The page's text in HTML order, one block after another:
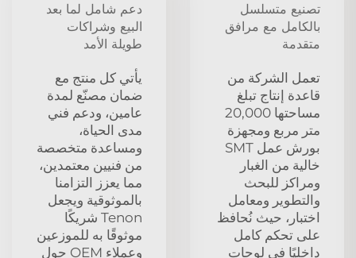
تصنيع متسلسل
بالكامل مع مرافق
متقدمة
تعمل الشركة من
قاعدة إنتاج تبلغ
مساحتها 20,000
متر مربع ومجهزة
بورش عمل SMT
خالية من الغبار
ومراكز للبحث
والتطوير ومعامل
اختبار، حيث نُحافظ
على تحكم كامل
داخليًا في لوحات
دعم شامل لما بعد
البيع وشراكات
طويلة الأمد
يأتي كل منتج مع
ضمان مصنّع لمدة
عامين، ودعم فني
مدى الحياة،
ومساعدة متخصصة
من فنيين معتمدين،
مما يعزز التزامنا
بالموثوقية ويجعل
Tenon شريكًا
موثوقًا به للموزعين
وعملاء OEM حول